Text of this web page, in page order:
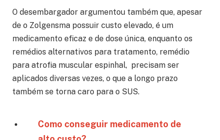
O desembargador argumentou também que, apesar
de o Zolgensma possuir custo elevado, é um
medicamento eficaz e de dose única, enquanto os
remédios alternativos para tratamento, remédio
para atrofia muscular espinhal, precisam ser
aplicados diversas vezes, o que a longo prazo
também se torna caro para o SUS.
Como conseguir medicamento de